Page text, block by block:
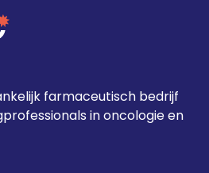
cruciaal
hierover meer in
farmaceutisch bedrijf
in oncologie en